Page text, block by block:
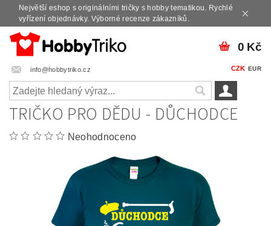
Největší eshop s originálními tričky s hobby tematikou. Rychlé
vyřízení objednávky. Výborné recenze zákazníků.
info@hobbytriko.cz CZK EUR
0 Kč
TRIČKO PRO DĚDU - DŮCHODCE
Neohodnoceno